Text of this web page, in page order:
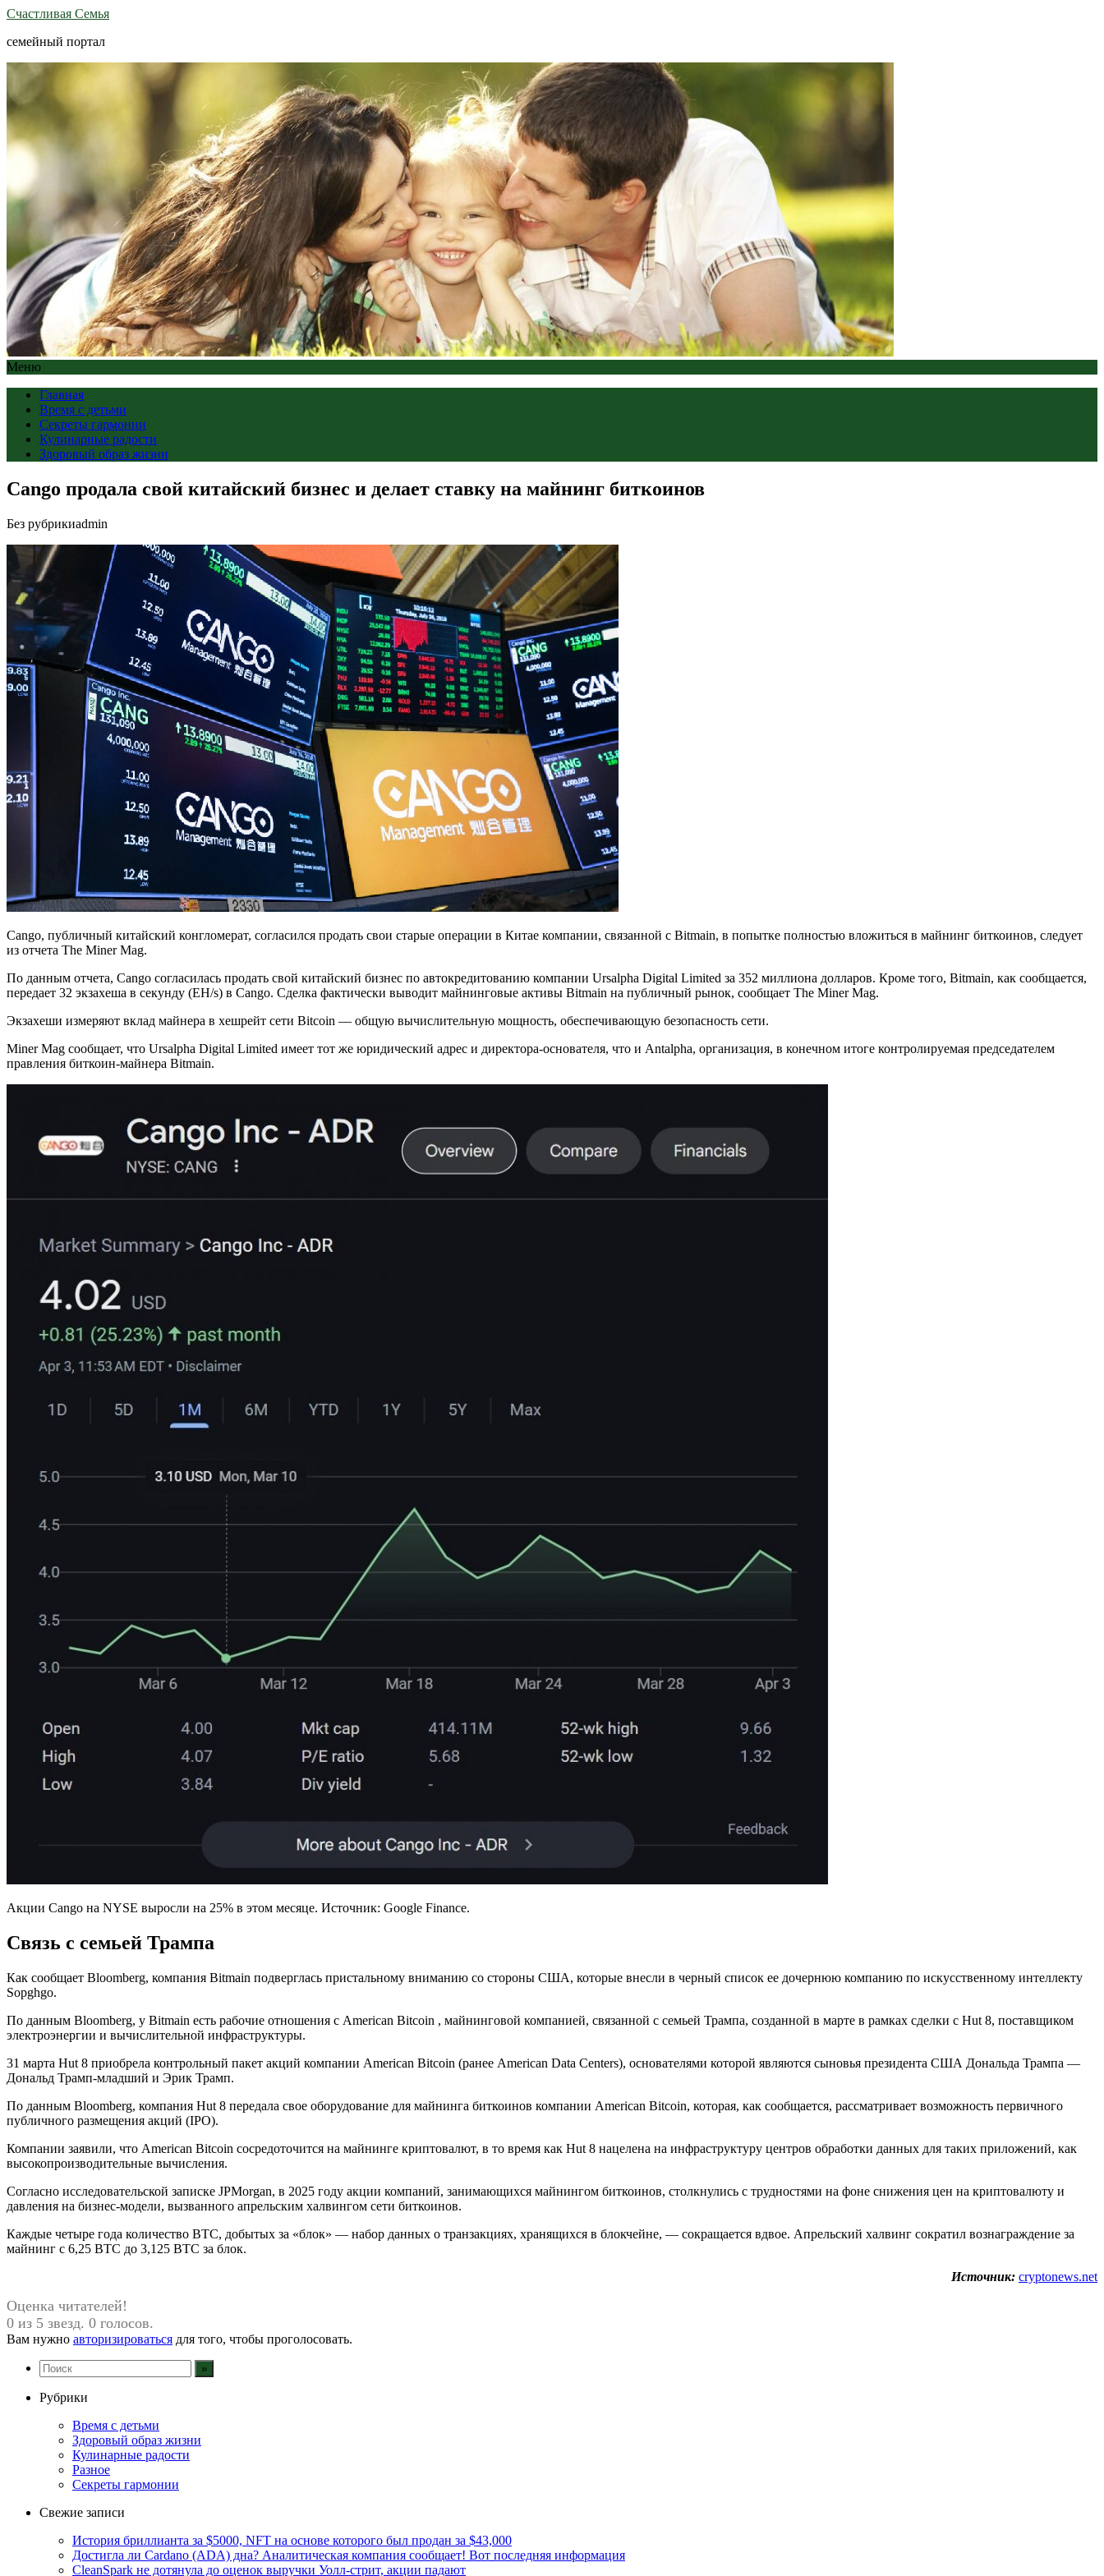
Счастливая Семья
семейный портал
Меню
Главная
Время с детьми
Секреты гармонии
Кулинарные радости
Здоровый образ жизни
Cango продала свой китайский бизнес и делает ставку на майнинг биткоинов
Без рубрикиadmin
Cango, публичный китайский конгломерат, согласился продать свои старые операции в Китае компании, связанной с Bitmain, в попытке полностью вложиться в майнинг биткоинов, следует
из отчета The Miner Mag.
По данным отчета, Cango согласилась продать свой китайский бизнес по автокредитованию компании Ursalpha Digital Limited за 352 миллиона долларов. Кроме того, Bitmain, как сообщается,
передает 32 экзахеша в секунду (EH/s) в Cango. Сделка фактически выводит майнинговые активы Bitmain на публичный рынок, сообщает The Miner Mag.
Экзахеши измеряют вклад майнера в хешрейт сети Bitcoin — общую вычислительную мощность, обеспечивающую безопасность сети.
Miner Mag сообщает, что Ursalpha Digital Limited имеет тот же юридический адрес и директора-основателя, что и Antalpha, организация, в конечном итоге контролируемая председателем
правления биткоин-майнера Bitmain.
Акции Cango на NYSE выросли на 25% в этом месяце. Источник: Google Finance.
Связь с семьей Трампа
Как сообщает Bloomberg, компания Bitmain подверглась пристальному вниманию со стороны США, которые внесли в черный список ее дочернюю компанию по искусственному интеллекту
Sopghgo.
По данным Bloomberg, у Bitmain есть рабочие отношения с American Bitcoin , майнинговой компанией, связанной с семьей Трампа, созданной в марте в рамках сделки с Hut 8, поставщиком
электроэнергии и вычислительной инфраструктуры.
31 марта Hut 8 приобрела контрольный пакет акций компании American Bitcoin (ранее American Data Centers), основателями которой являются сыновья президента США Дональда Трампа —
Дональд Трамп-младший и Эрик Трамп.
По данным Bloomberg, компания Hut 8 передала свое оборудование для майнинга биткоинов компании American Bitcoin, которая, как сообщается, рассматривает возможность первичного
публичного размещения акций (IPO).
Компании заявили, что American Bitcoin сосредоточится на майнинге криптовалют, в то время как Hut 8 нацелена на инфраструктуру центров обработки данных для таких приложений, как
высокопроизводительные вычисления.
Согласно исследовательской записке JPMorgan, в 2025 году акции компаний, занимающихся майнингом биткоинов, столкнулись с трудностями на фоне снижения цен на криптовалюту и
давления на бизнес-модели, вызванного апрельским халвингом сети биткоинов.
Каждые четыре года количество BTC, добытых за «блок» — набор данных о транзакциях, хранящихся в блокчейне, — сокращается вдвое. Апрельский халвинг сократил вознаграждение за
майнинг с 6,25 BTC до 3,125 BTC за блок.
Источник: cryptonews.net
Оценка читателей!
0 из 5 звезд. 0 голосов.
Вам нужно авторизироваться для того, чтобы проголосовать.
Рубрики
Время с детьми
Здоровый образ жизни
Кулинарные радости
Разное
Секреты гармонии
Свежие записи
История бриллианта за $5000, NFT на основе которого был продан за $43,000
Достигла ли Cardano (ADA) дна? Аналитическая компания сообщает! Вот последняя информация
CleanSpark не дотянула до оценок выручки Уолл-стрит, акции падают